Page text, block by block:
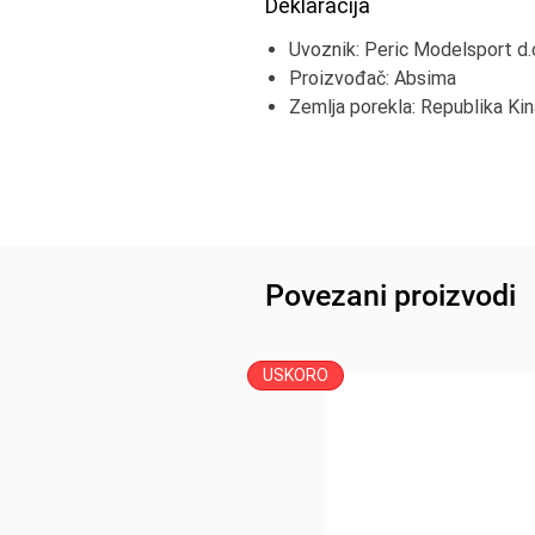
Deklaracija
Uvoznik: Peric Modelsport
Proizvođač: Absima
Zemlja porekla: Republika
Povezani proizvodi
USKORO